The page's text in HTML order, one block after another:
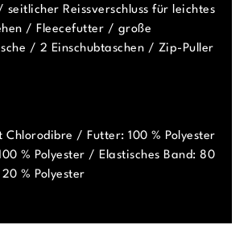
seitlicher Reissverschluss für leichtes
/ Fleecefutter / große
/ 2 Einschubtaschen / Zip-Puller
Chlorodibre / Futter: 100 % Polyester
% Polyester / Elastisches Band: 80
% Polyester